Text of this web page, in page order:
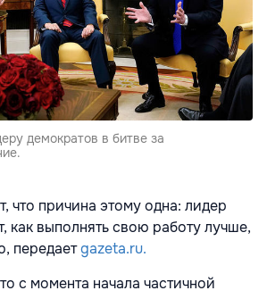
демократов в битве за
что причина этому одна: лидер
как выполнять свою работу лучше,
передаетgazeta.ru.
с момента начала частичной